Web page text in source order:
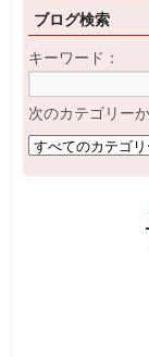
ブログ検索
キーワード：
次のカテゴリーか